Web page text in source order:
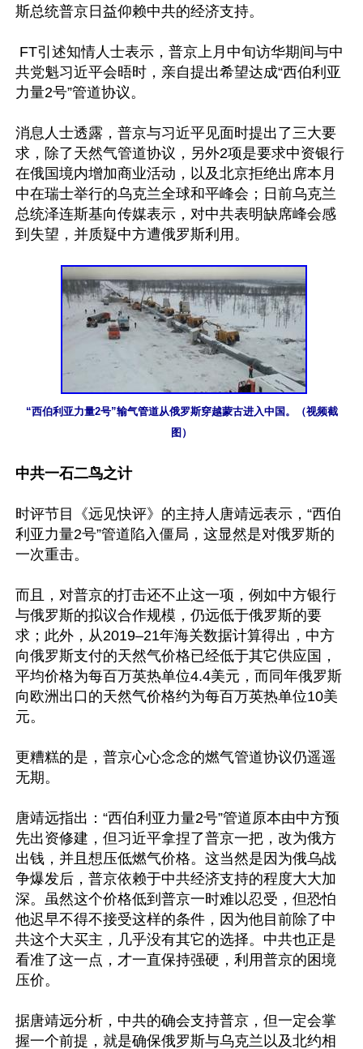
斯总统普京日益仰赖中共的经济支持。
共党魁习近平会晤时，亲自提出希望达成“西伯利亚
力量2号”管道协议。
消息人士透露，普京与习近平见面时提出了三大要
求，除了天然气管道协议，另外2项是要求中资银行
在俄国境内增加商业活动，以及北京拒绝出席本月
中在瑞士举行的乌克兰全球和平峰会；日前乌克兰
总统泽连斯基向传媒表示，对中共表明缺席峰会感
到失望，并质疑中方遭俄罗斯利用。
“西伯利亚力量2号”输气管道从俄罗斯穿越蒙古进入中国。（视频截
图）
中共一石二鸟之计
时评节目《远见快评》的主持人唐靖远表示，“西伯
利亚力量2号”管道陷入僵局，这显然是对俄罗斯的
一次重击。
而且，对普京的打击还不止这一项，例如中方银行
与俄罗斯的拟议合作规模，仍远低于俄罗斯的要
求；此外，从2019–21年海关数据计算得出，中方
向俄罗斯支付的天然气价格已经低于其它供应国，
平均价格为每百万英热单位4.4美元，而同年俄罗斯
向欧洲出口的天然气价格约为每百万英热单位10美
元。
更糟糕的是，普京心心念念的燃气管道协议仍遥遥
无期。
唐靖远指出：“西伯利亚力量2号”管道原本由中方预
先出资修建，但习近平拿捏了普京一把，改为俄方
出钱，并且想压低燃气价格。这当然是因为俄乌战
争爆发后，普京依赖于中共经济支持的程度大大加
深。虽然这个价格低到普京一时难以忍受，但恐怕
他迟早不得不接受这样的条件，因为他目前除了中
共这个大买主，几乎没有其它的选择。中共也正是
看准了这一点，才一直保持强硬，利用普京的困境
压价。
据唐靖远分析，中共的确会支持普京，但一定会掌
握一个前提，就是确保俄罗斯与乌克兰以及北约相